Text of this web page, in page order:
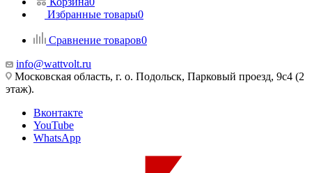
Избранные товары0
Сравнение товаров0
info@wattvolt.ru
Московская область, г. о. Подольск, Парковый проезд, 9с4 (2
этаж).
Вконтакте
YouTube
WhatsApp